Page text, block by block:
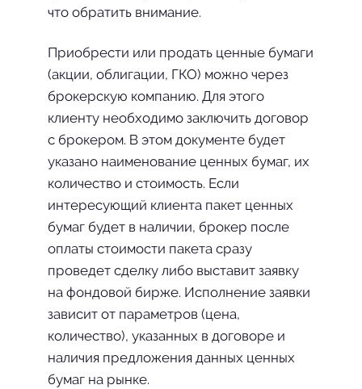
что обратить внимание.
Приобрести или продать ценные бумаги
(акции, облигации, ГКО) можно через
брокерскую компанию. Для этого
клиенту необходимо заключить договор
с брокером. В этом документе будет
указано наименование ценных бумаг, их
количество и стоимость. Если
интересующий клиента пакет ценных
бумаг будет в наличии, брокер после
оплаты стоимости пакета сразу
проведет сделку либо выставит заявку
на фондовой бирже. Исполнение заявки
зависит от параметров (цена,
количество), указанных в договоре и
наличия предложения данных ценных
бумаг на рынке.